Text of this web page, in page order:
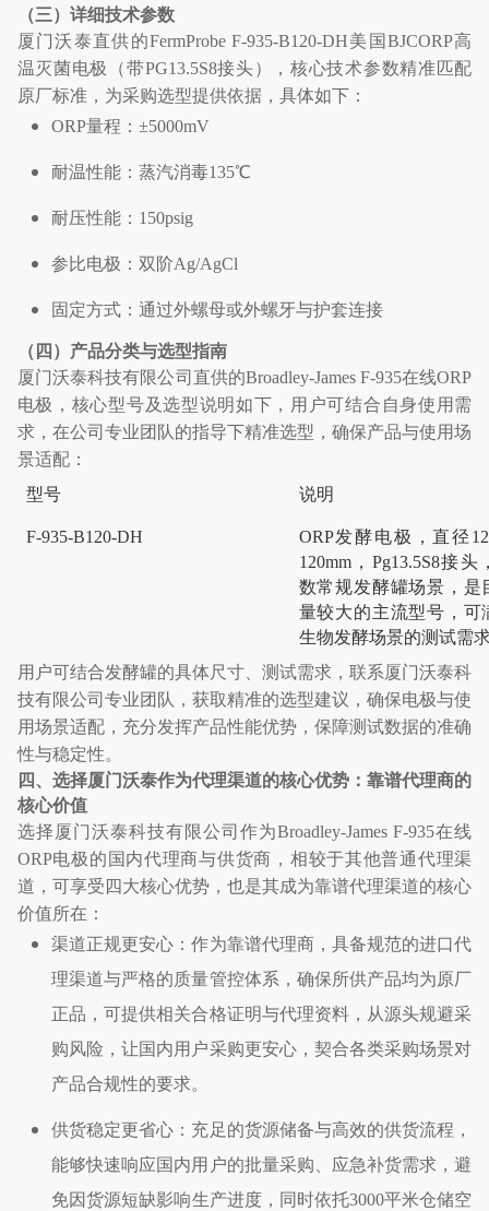
（三）详细技术参数
厦门沃泰直供的FermProbe F-935-B120-DH美国BJCORP高
温灭菌电极（带PG13.5S8接头），核心技术参数精准匹配
原厂标准，为采购选型提供依据，具体如下：
ORP量程：±5000mV
耐温性能：蒸汽消毒135℃
耐压性能： 150psig
参比电极：双阶Ag/AgCl
固定方式：通过外螺母或外螺牙与护套连接
（四）产品分类与选型指南
厦门沃泰科技有限公司直供的Broadley-James F-935在线ORP
电极，核心型号及选型说明如下，用户可结合自身使用需
求，在公司专业团队的指导下精准选型，确保产品与使用场
景适配：
型号
说明
F‐935‐B120‐DH ORP发酵电极，直径
120mm， Pg13.5S8接头
数常规发酵罐场景，是
量较大的主流型号，可
生物发酵场景的测试需
用户可结合发酵罐的具体尺寸、测试需求，联系厦门沃泰科
技有限公司专业团队，获取精准的选型建议，确保电极与使
用场景适配，充分发挥产品性能优势，保障测试数据的准确
性与稳定性。
四、选择厦门沃泰作为代理渠道的核心优势：靠谱代理商的
核心价值
选择厦门沃泰科技有限公司作为Broadley-James F-935在线
ORP电极的国内代理商与供货商，相较于其他普通代理渠
道，可享受四大核心优势，也是其成为靠谱代理渠道的核心
价值所在：
渠道正规更安心：作为靠谱代理商，具备规范的进口代
理渠道与严格的质量管控体系，确保所供产品均为原厂
正品，可提供相关合格证明与代理资料，从源头规避采
购风险，让国内用户采购更安心，契合各类采购场景对
产品合规性的要求。
供货稳定更省心：充足的货源储备与高效的供货流程，
能够快速响应国内用户的批量采购、应急补货需求，避
免因货源短缺影响生产进度，同时依托3000平米仓储空